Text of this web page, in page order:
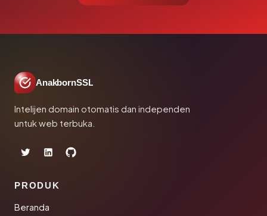
AnakbornSSL
Intelijen domain otomatis dan independen
untuk web terbuka.
PRODUK
Beranda